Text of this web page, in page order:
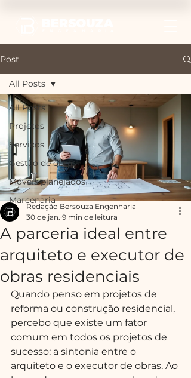
Post
All Posts
Projetos
Serviços
Gestão de obras
Móveis planejados
Marcenaria
All Posts
A parceria ideal entre
arquiteto e executor de
obras residenciais
Redação Bersouza Engenharia
30 de jan. 9 min de leitura
Quando penso em projetos de
reforma ou construção residencial,
percebo que existe um fator
comum em todos os projetos de
sucesso: a sintonia entre o
arquiteto e o executor de obras. Ao